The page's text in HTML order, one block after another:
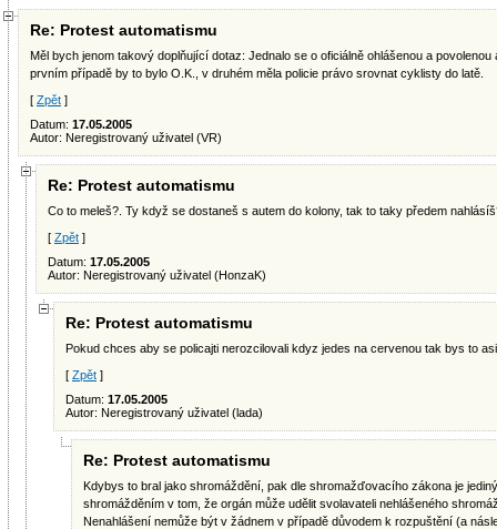
Re: Protest automatismu
Měl bych jenom takový doplňující dotaz: Jednalo se o oficiálně ohlášenou a
prvním případě by to bylo O.K., v druhém měla policie právo srovnat cyklisty do latě.
[ Zpět ]
Datum: 17.05.2005
Autor: Neregistrovaný uživatel (VR)
Re: Protest automatismu
Co to meleš?. Ty když se dostaneš s autem do kolony, tak to taky předem
[ Zpět ]
Datum: 17.05.2005
Autor: Neregistrovaný uživatel (HonzaK)
Re: Protest automatismu
Pokud chces aby se policajti nerozcilovali kdyz jedes na cervenou tak bys to
[ Zpět ]
Datum: 17.05.2005
Autor: Neregistrovaný uživatel (lada)
Re: Protest automatismu
Kdybys to bral jako shromáždění, pak dle shromažďovacího zákona je
shromážděním v tom, že orgán může udělit svolavateli nehlášeného
Nenahlášení nemůže být v žádnem v případě důvodem k rozpuštění (a